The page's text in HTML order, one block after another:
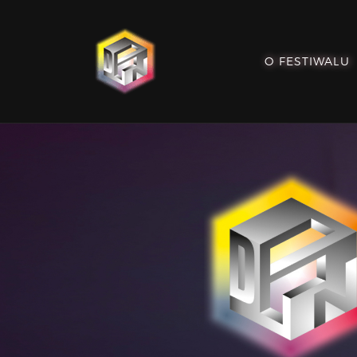
O FESTIWALU